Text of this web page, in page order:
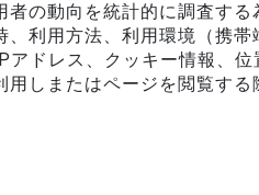
の動向を統計的に調査す
利用方法、利用環境（携
ドレス、クッキー情報、
しまたはページを閲覧する